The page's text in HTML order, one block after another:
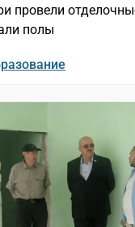
провели
полы